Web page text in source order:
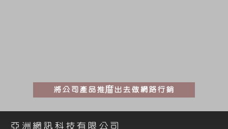
將公司產品推庿出去做網路行銷
亞洲網訊科技有限公司